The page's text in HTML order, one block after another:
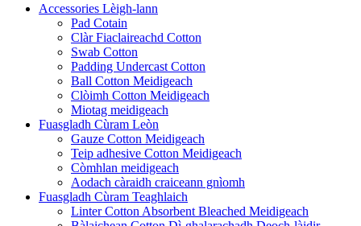
Accessories Lèigh-lann
Pad Cotain
Clàr Fiaclaireachd Cotton
Swab Cotton
Padding Undercast Cotton
Ball Cotton Meidigeach
Clòimh Cotton Meidigeach
Miotag meidigeach
Fuasgladh Cùram Leòn
Gauze Cotton Meidigeach
Teip adhesive Cotton Meidigeach
Còmhlan meidigeach
Aodach càraidh craiceann gnìomh
Fuasgladh Cùram Teaghlaich
Linter Cotton Absorbent Bleached Meidigeach